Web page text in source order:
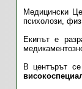
Медицински
психолози,
Екипът е
В центърът